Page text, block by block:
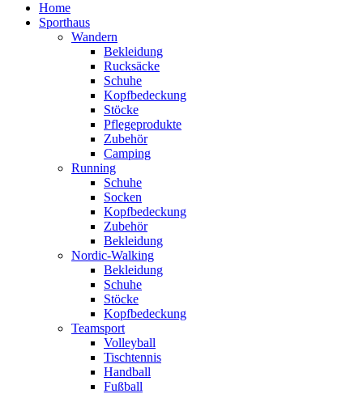
Home
Sporthaus
Wandern
Bekleidung
Rucksäcke
Schuhe
Kopfbedeckung
Stöcke
Pflegeprodukte
Zubehör
Camping
Running
Schuhe
Socken
Kopfbedeckung
Zubehör
Bekleidung
Nordic-Walking
Bekleidung
Schuhe
Stöcke
Kopfbedeckung
Teamsport
Volleyball
Tischtennis
Handball
Fußball